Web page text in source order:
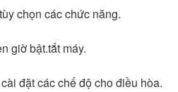
chọn các chức năng.
giờ bật.tắt máy.
đặt các chế độ cho điều hòa.